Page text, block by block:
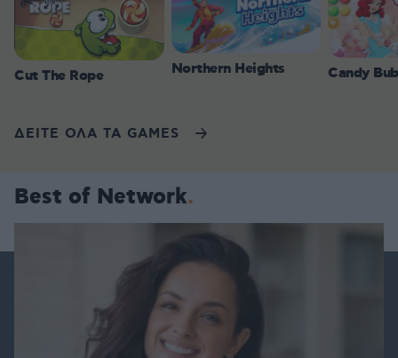
Cut The Rope Northern Heights Candy
ΔΕΙΤΕ ΟΛΑ ΤΑ GAMES
Best of Network